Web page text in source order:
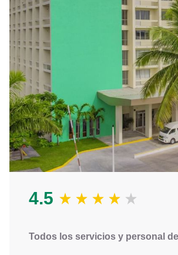
consentirte con 136 confortables
chapoteadero, restaurante, room
negocios y salones para eventos.
Todo lo que te fascina de México y su
vivirlo en Gamma Tampico. Cada
permanecerá en instantes y fotos
memorias que perduren por siempre.
4.5
Todos los servicios y personal